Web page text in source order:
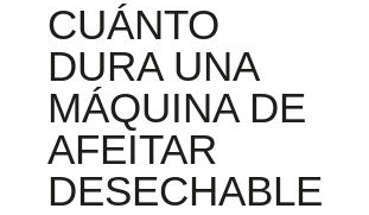
CUÁNTO
DURA UNA
MÁQUINA DE
AFEITAR
DESECHABLE